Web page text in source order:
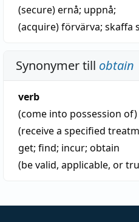
(secure)ernå; uppnå;
(acquire)förvärva; skaffa
Synonymer till obtain
verb
(come into possession of)
(receive a specified
get; find; incur; obtain
(be valid, applicable, or